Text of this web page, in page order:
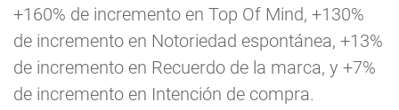
+160% de incremento en Top Of Mind, +130%
de incremento en Notoriedad espontánea, +13%
de incremento en Recuerdo de la marca, y +7%
de incremento en Intención de compra.